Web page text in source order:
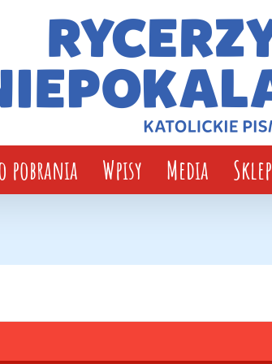
pobrania Wpisy Media Sklep